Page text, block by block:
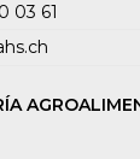
03 61